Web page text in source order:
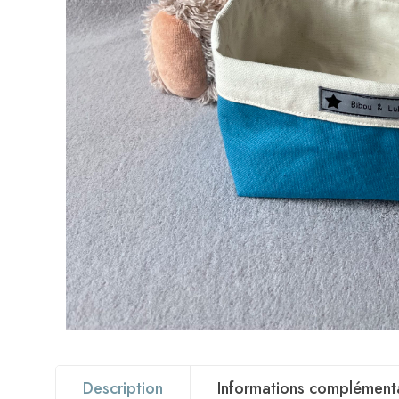
Description Informations